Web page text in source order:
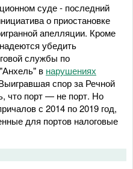
суде - последний
о приостановке
апелляции. Кроме
убедить
службы по
в нарушениях
спор за Речной
что порт — не порт. Но
с 2014 по 2019 год,
для портов налоговые